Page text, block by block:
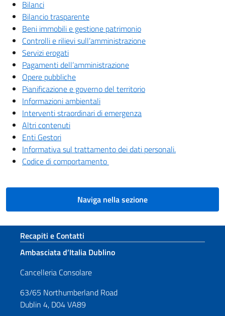
Bilanci
Bilancio trasparente
Beni immobili e gestione patrimonio
Controlli e rilievi sull’amministrazione
Servizi erogati
Pagamenti dell’amministrazione
Opere pubbliche
Pianificazione e governo del territorio
Informazioni ambientali
Interventi straordinari di emergenza
Altri contenuti
Enti Gestori
Informativa sul trattamento dei dati personali.
Codice di comportamento
Naviga nella sezione
Sezione footer
Recapiti e Contatti
Ambasciata d’Italia Dublino
Cancelleria Consolare
63/65 Northumberland Road
Dublin 4, D04 VA89